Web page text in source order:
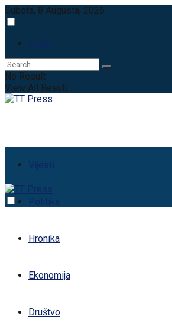
Subota, 8 Augusta, 2026
Login
No Result
View All Result
Vijesti
Politika
Hronika
Ekonomija
Društvo